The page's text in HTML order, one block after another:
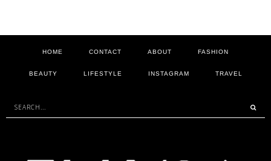
HOME CONTACT ABOUT FASHION
BEAUTY LIFESTYLE INSTAGRAM TRAVEL